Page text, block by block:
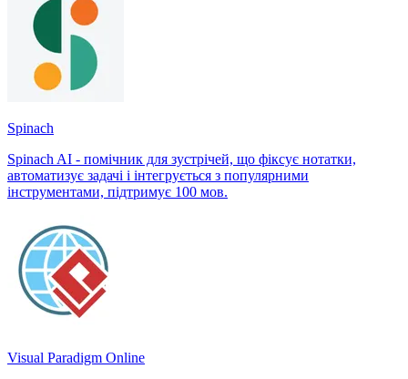
Spinach
Spinach AI - помічник для зустрічей, що фіксує нотатки,
автоматизує задачі і інтегрується з популярними
інструментами, підтримує 100 мов.
Visual Paradigm Online